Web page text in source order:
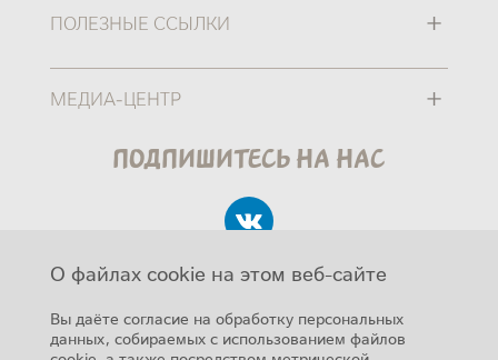
ПОЛЕЗНЫЕ ССЫЛКИ +
МЕДИА-ЦЕНТР +
Подпишитесь на нас
О файлах cookie на этом веб-сайте
Вы даёте согласие на обработку персональных
данных, собираемых с использованием файлов